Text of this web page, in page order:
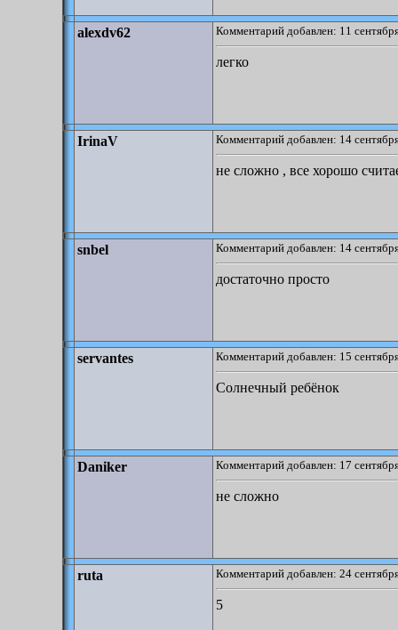
alexdv62 Комментарий добавлен: 11
легко
IrinaV Комментарий добавлен: 14
не сложно , все хорошо
snbel Комментарий добавлен: 14
достаточно просто
servantes Комментарий добавлен: 15
Солнечный ребёнок
Daniker Комментарий добавлен: 17
не сложно
ruta Комментарий добавлен: 24
5